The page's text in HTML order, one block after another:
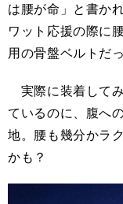
は腰が命」と書か
ワット応援の際に
用の骨盤ベルトだ
実際に装着して
ているのに、腹へ
地。腰も幾分かラ
かも？